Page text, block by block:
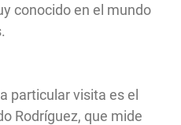
conocido en el mundo
particular visita es el
Rodríguez, que mide